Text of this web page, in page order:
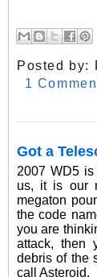
Posted by:
1
Got a
2007 WD5
us, it is our
megaton
the code
you are
attack, then
debris of the
call Asteroid.